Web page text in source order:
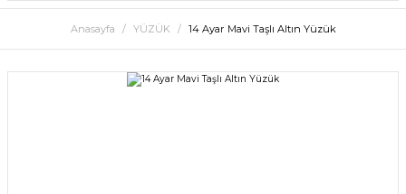
Anasayfa YÜZÜK 14 Ayar Mavi Taşlı Altın Yüzük